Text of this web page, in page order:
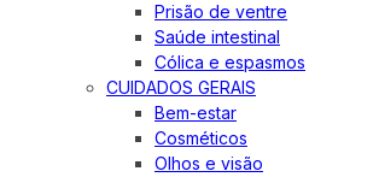
Prisão de ventre
Saúde intestinal
Cólica e espasmos
CUIDADOS GERAIS
Bem-estar
Cosméticos
Olhos e visão